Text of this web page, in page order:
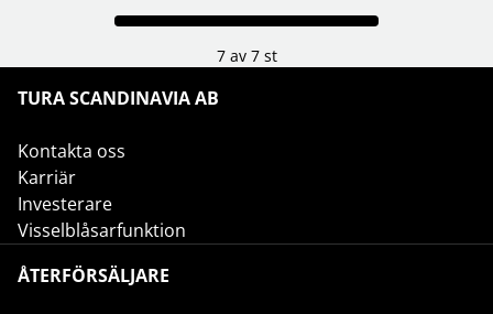
7 av 7 st
TURA SCANDINAVIA AB
Kontakta oss
Karriär
Investerare
Visselblåsarfunktion
ÅTERFÖRSÄLJARE